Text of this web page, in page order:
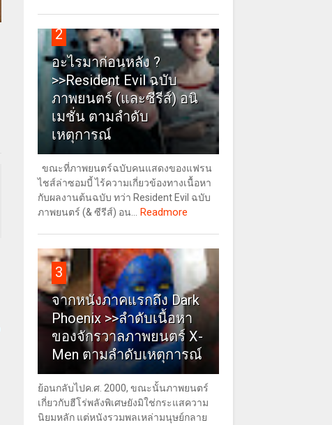
2
อะไรมาก่อนหลัง ?
>>Resident Evil ฉบับ
ภาพยนตร์ (และซีรีส์) อนิ
เมชั่น ตามลำดับ
เหตุการณ์
ขณะที่ภาพยนตร์ฉบับคนแสดงของแฟรน
ไชส์ล่าซอมบี้ ไร้ความเกี่ยวข้องทางเนื้อหา
กับผลงานต้นฉบับ ทว่า Resident Evil ฉบับ
ภาพยนตร์ (& ซีรีส์) อน...
Readmore
3
จากหนังภาคแรกถึง Dark
Phoenix >>ลำดับเนื้อหา
ของจักรวาลภาพยนตร์ X-
Men ตามลำดับเหตุการณ์
ย้อนกลับไปค.ศ. 2000, ขณะนั้นภาพยนตร์
เกี่ยวกับฮีโร่พลังพิเศษยังมิใช่กระแสความ
นิยมหลัก แต่หนังรวมพลเหล่ามนุษย์กลาย